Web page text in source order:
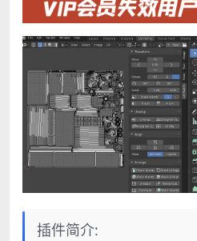
插件简介: